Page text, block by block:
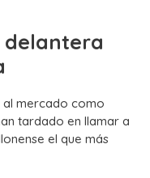
delantera
al mercado como
tardado en llamar a
el que más